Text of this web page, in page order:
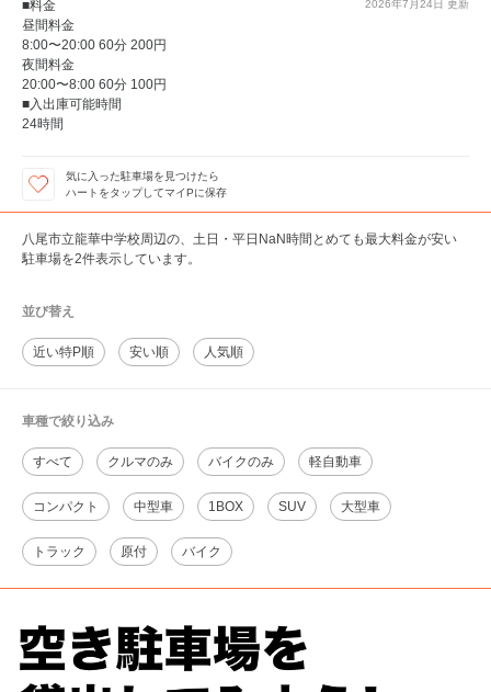
2026年7月24日 更新
■料金
昼間料金
8:00〜20:00 60分 200円
夜間料金
20:00〜8:00 60分 100円
■入出庫可能時間
24時間
気に入った駐車場を見つけたら
ハートをタップしてマイPに保存
八尾市立龍華中学校周辺の、土日・平日NaN時間とめても最大料金が安い
駐車場を2件表示しています。
並び替え
近い特P順 安い順 人気順
車種で絞り込み
すべて クルマのみ バイクのみ 軽自動車
コンパクト 中型車 1BOX SUV 大型車
トラック 原付 バイク